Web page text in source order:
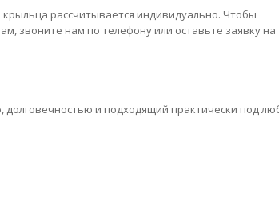
рассчитывается индивидуально. Чтобы
звоните нам по телефону или оставьте заявку на
и подходящий практически под